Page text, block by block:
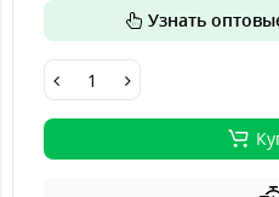
Узнать